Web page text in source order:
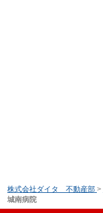
株式会社ダイタ 不動産部 >
城南病院